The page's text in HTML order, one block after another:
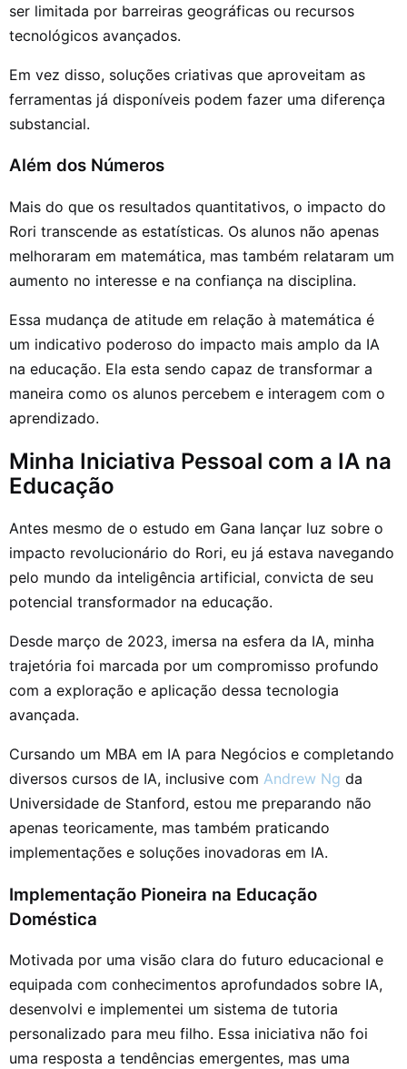
ser limitada por barreiras geográficas ou recursos
tecnológicos avançados.
Em vez disso, soluções criativas que aproveitam as
ferramentas já disponíveis podem fazer uma diferença
substancial.
Além dos Números
Mais do que os resultados quantitativos, o impacto do
Rori transcende as estatísticas. Os alunos não apenas
melhoraram em matemática, mas também relataram um
aumento no interesse e na confiança na disciplina.
Essa mudança de atitude em relação à matemática é
um indicativo poderoso do impacto mais amplo da IA
na educação. Ela esta sendo capaz de transformar a
maneira como os alunos percebem e interagem com o
aprendizado.
Minha Iniciativa Pessoal com a IA na
Educação
Antes mesmo de o estudo em Gana lançar luz sobre o
impacto revolucionário do Rori, eu já estava navegando
pelo mundo da inteligência artificial, convicta de seu
potencial transformador na educação.
Desde março de 2023, imersa na esfera da IA, minha
trajetória foi marcada por um compromisso profundo
com a exploração e aplicação dessa tecnologia
avançada.
Cursando um MBA em IA para Negócios e completando
diversos cursos de IA, inclusive com Andrew Ng da
Universidade de Stanford, estou me preparando não
apenas teoricamente, mas também praticando
implementações e soluções inovadoras em IA.
Implementação Pioneira na Educação
Doméstica
Motivada por uma visão clara do futuro educacional e
equipada com conhecimentos aprofundados sobre IA,
desenvolvi e implementei um sistema de tutoria
personalizado para meu filho. Essa iniciativa não foi
uma resposta a tendências emergentes, mas uma